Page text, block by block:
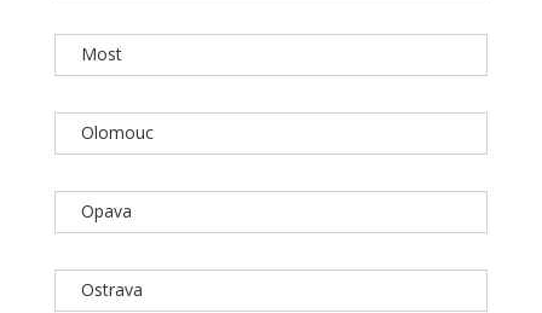
Most
Olomouc
Opava
Ostrava